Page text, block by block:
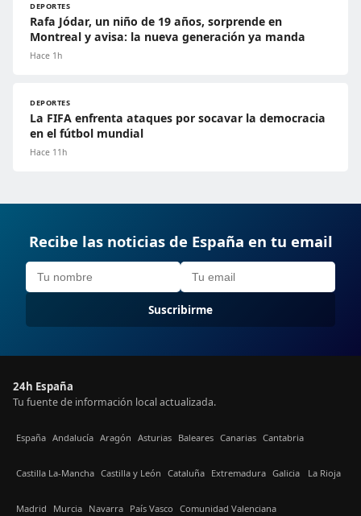
DEPORTES
Rafa Jódar, un niño de 19 años, sorprende en
Montreal y avisa: la nueva generación ya manda
Hace 1h
DEPORTES
La FIFA enfrenta ataques por socavar la democracia
en el fútbol mundial
Hace 11h
Recibe las noticias de España en tu email
Suscribirme
24h España
Tu fuente de información local actualizada.
España Andalucía Aragón Asturias Baleares Canarias Cantabria
Castilla La-Mancha Castilla y León Cataluña Extremadura Galicia La Rioja
Madrid Murcia Navarra País Vasco Comunidad Valenciana